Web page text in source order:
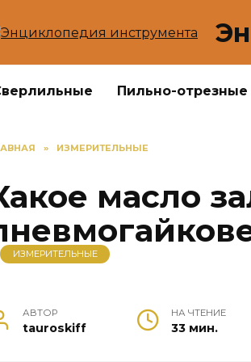
Пильно-отрезные
» ИЗМЕРИТЕЛЬНЫЕ
масло
ИЗМЕРИТЕЛЬНЫЕ
АВТОР
tauroskiff
НА ЧТЕНИЕ
33 мин.